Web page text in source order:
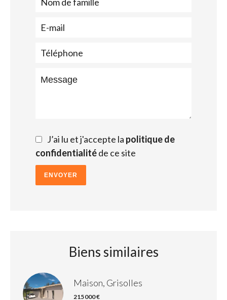
J’ai lu et j'accepte la politique de
confidentialitéde ce site
ENVOYER
Biens similaires
Maison, Grisolles
215 000 €